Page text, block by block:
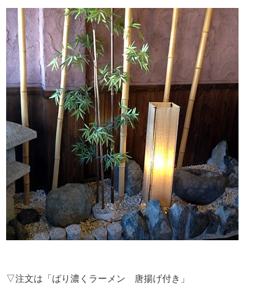
▽注文は「ばり濃くラーメン 唐揚げ付き」